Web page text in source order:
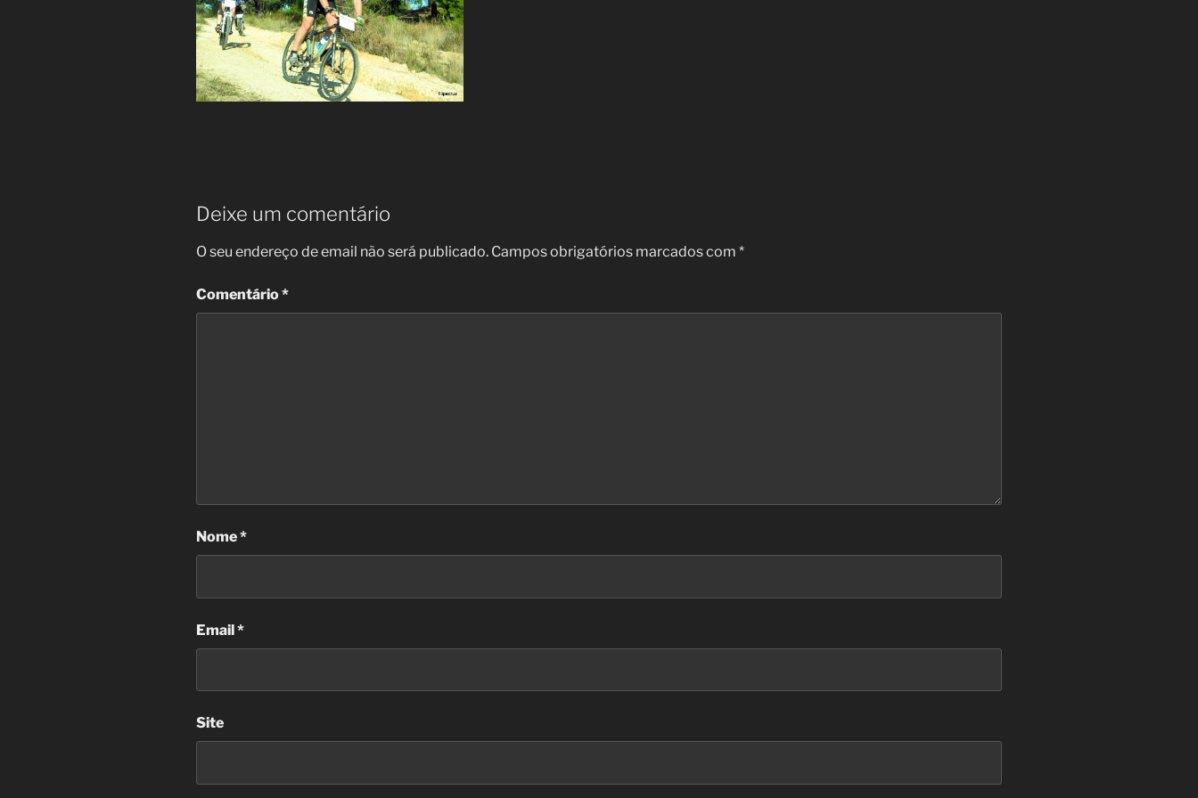
Deixe um comentário
O seu endereço de email não será publicado. Campos obrigatórios marcados com *
Comentário*
Nome*
Email*
Site